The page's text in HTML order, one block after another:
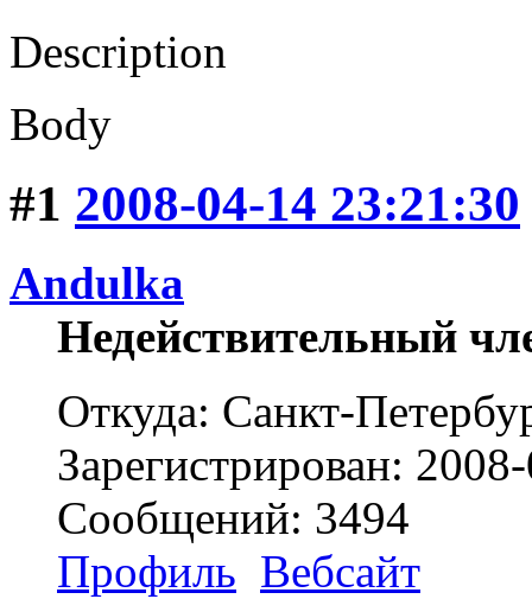
Description
Body
#1 2008-04-14 23:21:30
Andulka
Недействительный
Откуда: Санкт-
Зарегистрирован:
Сообщений: 3494
Профиль Вебсайт